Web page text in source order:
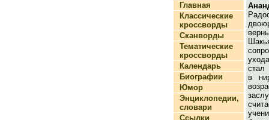
Главная
Классические
кроссворды
Сканворды
Тематические
кроссворды
Календарь
Биографии
Юмор
Энциклопедии,
словари
Ссылки
стал
в